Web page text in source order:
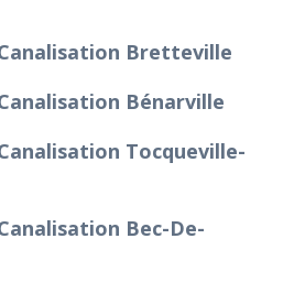
Bretteville
Bénarville
Tocqueville-
Bec-De-